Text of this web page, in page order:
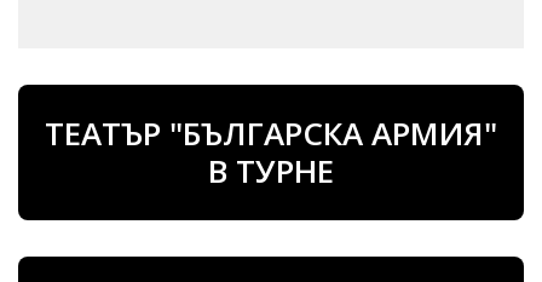
ТЕАТЪР "БЪЛГАРСКА АРМИЯ"
В ТУРНЕ